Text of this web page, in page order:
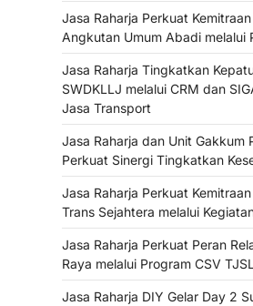
Jasa Raharja Perkuat
Angkutan Umum Abadi melalui
Jasa Raharja Tingkatkan
SWDKLLJ melalui CRM dan
Jasa Transport
Jasa Raharja dan Unit Gakkum
Perkuat Sinergi Tingkatkan
Jasa Raharja Perkuat
Trans Sejahtera melalui
Jasa Raharja Perkuat Peran
Raya melalui Program CSV
Jasa Raharja DIY Gelar Day 2